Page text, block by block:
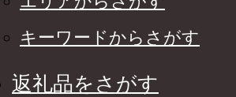
キーワードからさがす
返礼品をさがす